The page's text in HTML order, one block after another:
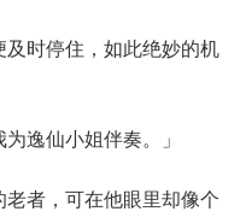
停住，如此绝妙的机
逸仙小姐伴奏。」
者，可在他眼里却像个